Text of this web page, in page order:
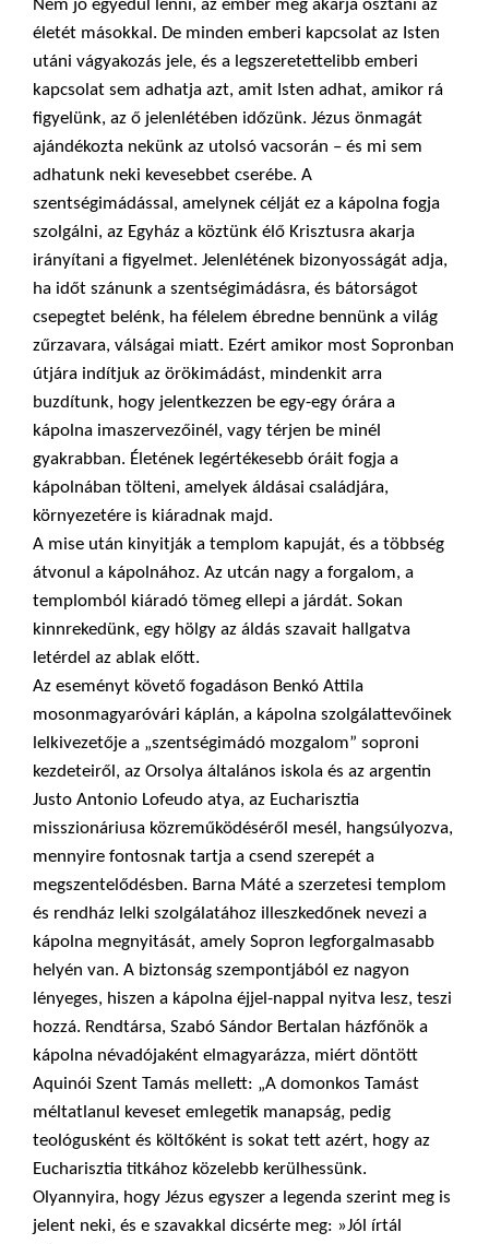
Nem jó egyedül lenni, az ember meg akarja osztani az
életét másokkal. De minden emberi kapcsolat az Isten
utáni vágyakozás jele, és a legszeretettelibb emberi
kapcsolat sem adhatja azt, amit Isten adhat, amikor rá
figyelünk, az ő jelenlétében időzünk. Jézus önmagát
ajándékozta nekünk az utolsó vacsorán – és mi sem
adhatunk neki kevesebbet cserébe. A
szentségimádással, amelynek célját ez a kápolna fogja
szolgálni, az Egyház a köztünk élő Krisztusra akarja
irányítani a figyelmet. Jelenlétének bizonyosságát adja,
ha időt szánunk a szentségimádásra, és bátorságot
csepegtet belénk, ha félelem ébredne bennünk a világ
zűrzavara, válságai miatt. Ezért amikor most Sopronban
útjára indítjuk az örökimádást, mindenkit arra
buzdítunk, hogy jelentkezzen be egy-egy órára a
kápolna imaszervezőinél, vagy térjen be minél
gyakrabban. Életének legértékesebb óráit fogja a
kápolnában tölteni, amelyek áldásai családjára,
környezetére is kiáradnak majd.
A mise után kinyitják a templom kapuját, és a többség
átvonul a kápolnához. Az utcán nagy a forgalom, a
templomból kiáradó tömeg ellepi a járdát. Sokan
kinnrekedünk, egy hölgy az áldás szavait hallgatva
letérdel az ablak előtt.
Az eseményt követő fogadáson Benkó Attila
mosonmagyaróvári káplán, a kápolna szolgálattevőinek
lelkivezetője a „szentségimádó mozgalom” soproni
kezdeteiről, az Orsolya általános iskola és az argentin
Justo Antonio Lofeudo atya, az Eucharisztia
misszionáriusa közreműködéséről mesél, hangsúlyozva,
mennyire fontosnak tartja a csend szerepét a
megszentelődésben. Barna Máté a szerzetesi templom
és rendház lelki szolgálatához illeszkedőnek nevezi a
kápolna megnyitását, amely Sopron legforgalmasabb
helyén van. A biztonság szempontjából ez nagyon
lényeges, hiszen a kápolna éjjel-nappal nyitva lesz, teszi
hozzá. Rendtársa, Szabó Sándor Bertalan házfőnök a
kápolna névadójaként elmagyarázza, miért döntött
Aquinói Szent Tamás mellett: „A domonkos Tamást
méltatlanul keveset emlegetik manapság, pedig
teológusként és költőként is sokat tett azért, hogy az
Eucharisztia titkához közelebb kerülhessünk.
Olyannyira, hogy Jézus egyszer a legenda szerint meg is
jelent neki, és e szavakkal dicsérte meg: »Jól írtál